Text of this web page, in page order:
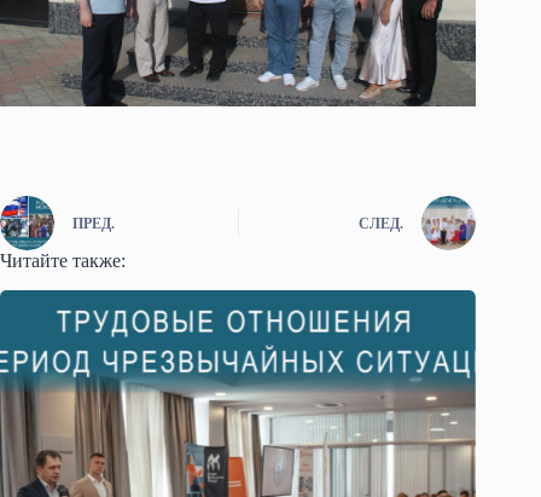
ПРЕД. СЛЕД.
Читайте также: